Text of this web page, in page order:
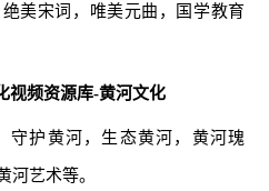
美宋词，唯美元曲，国学教育
视频资源库-黄河文化
守护黄河，生态黄河，黄河瑰
河艺术等。